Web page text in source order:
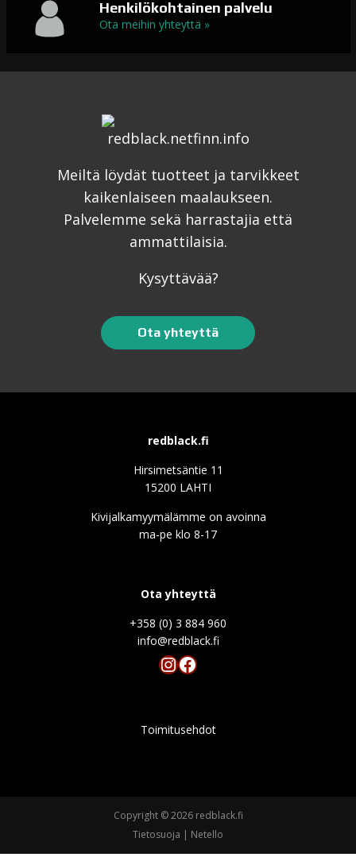
Henkilökohtainen palvelu
Ota meihin yhteyttä »
Meiltä löydät tuotteet ja tarvikkeet
kaikenlaiseen maalaukseen.
Palvelemme sekä harrastajia että
ammattilaisia.
Kysyttävää?
Ota yhteyttä
redblack.fi
Hirsimetsäntie 11
15200 LAHTI
Kivijalkamyymälämme on avoinna
ma-pe klo 8-17
Ota yhteyttä
+358 (0) 3 884 960
info@redblack.f
Instagram
Facebook
Toimitusehdot
Copyright © 2026 redblack.fi
Tietosuoja | Netello